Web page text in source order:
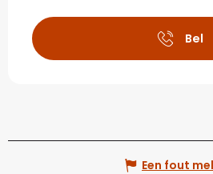
Bel
Een fout